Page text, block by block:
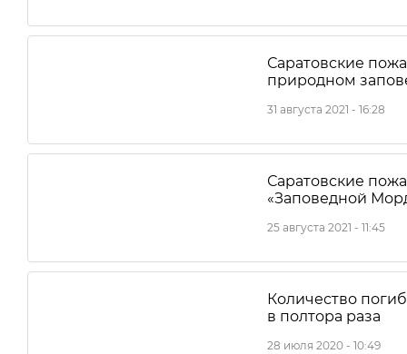
Саратовские
природном
31 августа 2021 - 16:28
Саратовские
«Заповедной
25 августа 2021 - 11:45
Количество
в полтора раза
28 июля 2020 - 10:49